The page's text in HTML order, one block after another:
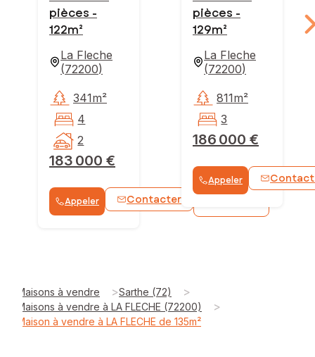
pièces -
122m²
La Fleche
(72200)
183 000 €
341m²
4
2
Appeler Contacter
pièces -
129m²
La Fleche
(72200)
186 000 €
811m²
3
Appeler
Maisons à vendre >Sarthe (72) >
Maisons à vendre à LA FLECHE (72200) >
Maison à vendre à LA FLECHE de 135m²